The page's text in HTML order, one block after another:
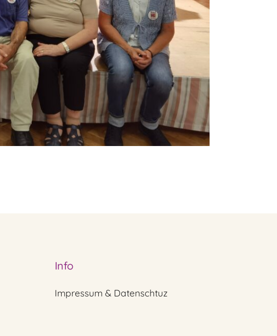
Info
Impressum & Datenschtuz